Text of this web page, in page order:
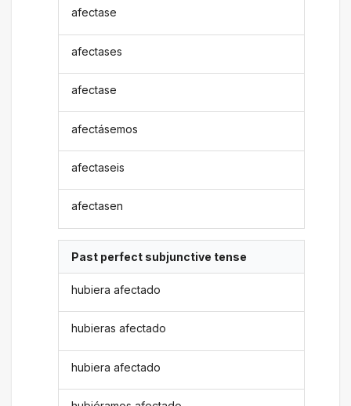
afectase
afectases
afectase
afectásemos
afectaseis
afectasen
Past perfect subjunctive tense
hubiera afectado
hubieras afectado
hubiera afectado